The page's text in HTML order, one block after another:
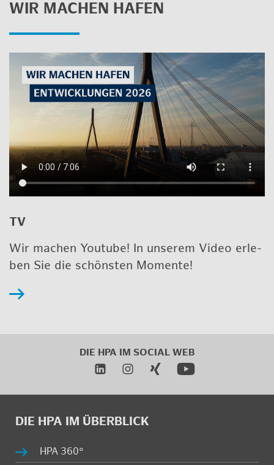
WIR MA­CHEN HAFEN
TV
Wir ma­chen Youtube! In un­se­rem Video er­le­
ben Sie die schöns­ten Mo­men­te!
DIE HPA IM SO­CI­AL WEB
DIE HPA IM ÜBER­BLICK
HPA 360°